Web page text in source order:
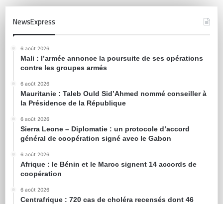
NewsExpress
6 août 2026
Mali : l’armée annonce la poursuite de ses opérations
contre les groupes armés
6 août 2026
Mauritanie : Taleb Ould Sid’Ahmed nommé conseiller à
la Présidence de la République
6 août 2026
Sierra Leone – Diplomatie : un protocole d’accord
général de coopération signé avec le Gabon
6 août 2026
Afrique : le Bénin et le Maroc signent 14 accords de
coopération
6 août 2026
Centrafrique : 720 cas de choléra recensés dont 46